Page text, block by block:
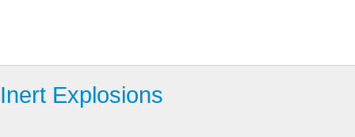
Inert Explosions